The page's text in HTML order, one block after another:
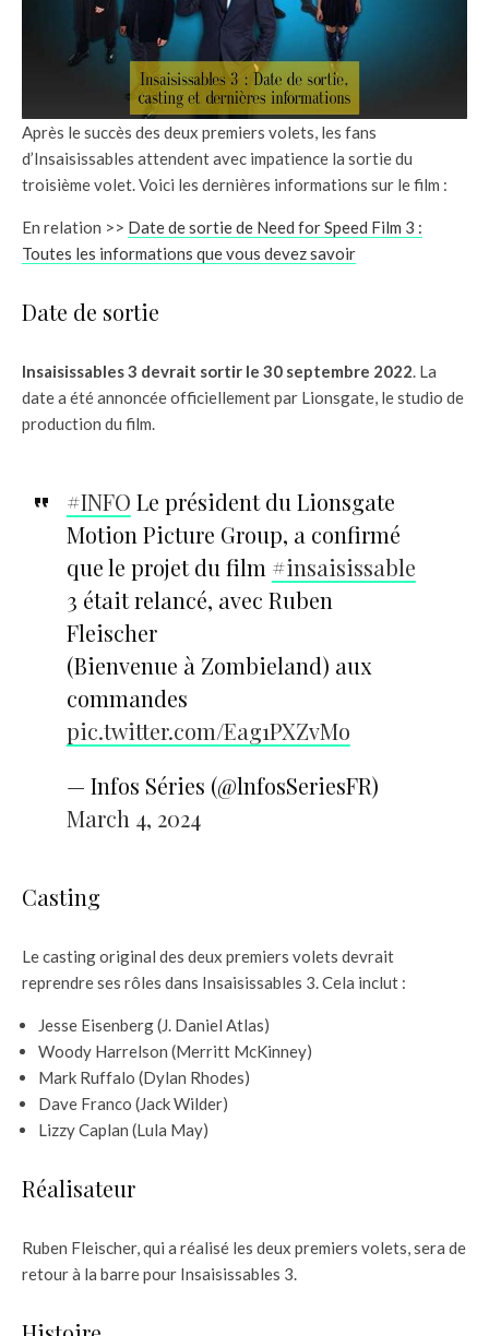
Après le succès des deux premiers volets, les fans
d’Insaisissables attendent avec impatience la sortie du
troisième volet. Voici les dernières informations sur le film :
En relation >> Date de sortie de Need for Speed Film 3 :
Toutes les informations que vous devez savoir
Date de sortie
Insaisissables 3 devrait sortir le 30 septembre 2022. La
date a été annoncée officiellement par Lionsgate, le studio de
production du film.
#INFO Le président du Lionsgate
Motion Picture Group, a confirmé
que le projet du film #insaisissable
3 était relancé, avec Ruben
Fleischer
(Bienvenue à Zombieland) aux
commandes
pic.twitter.com/Eag1PXZvMo
— Infos Séries (@lnfosSeriesFR)
March 4, 2024
Casting
Le casting original des deux premiers volets devrait
reprendre ses rôles dans Insaisissables 3. Cela inclut :
Jesse Eisenberg (J. Daniel Atlas)
Woody Harrelson (Merritt McKinney)
Mark Ruffalo (Dylan Rhodes)
Dave Franco (Jack Wilder)
Lizzy Caplan (Lula May)
Réalisateur
Ruben Fleischer, qui a réalisé les deux premiers volets, sera de
retour à la barre pour Insaisissables 3.